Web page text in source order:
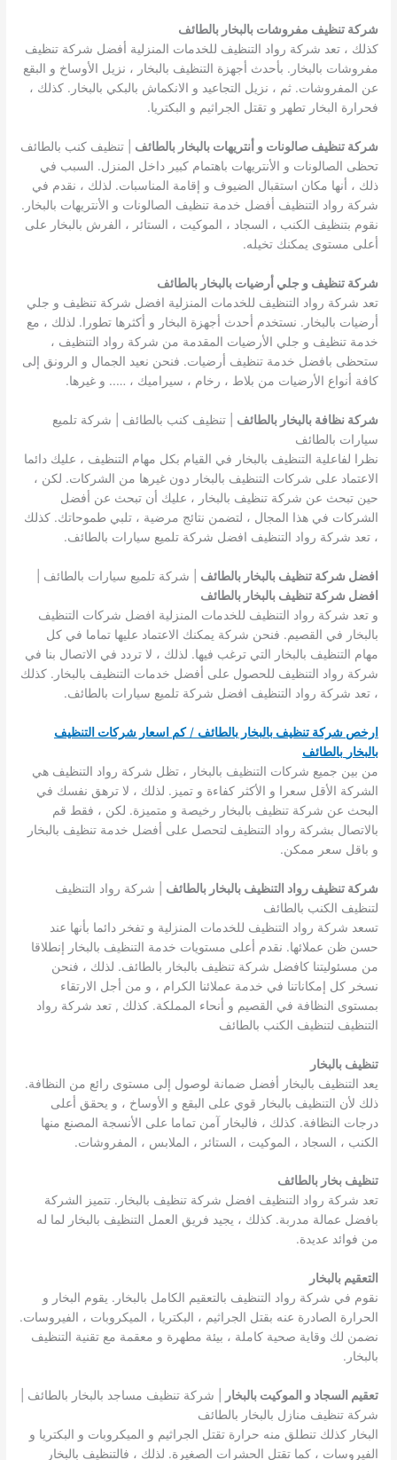
شركة تنظيف مفروشات بالبخار بالطائف
كذلك ، تعد شركة رواد التنظيف للخدمات المنزلية أفضل شركة تنظيف
مفروشات بالبخار. بأحدث أجهزة التنظيف بالبخار ، نزيل الأوساخ و البقع
عن المفروشات. ثم ، نزيل التجاعيد و الانكماش بالبكي بالبخار. كذلك ،
فحرارة البخار تطهر و تقتل الجراثيم و البكتريا.
شركة تنظيف صالونات و أنتريهات بالبخار بالطائف | تنظيف كنب بالطائف
تحظى الصالونات و الأنتريهات باهتمام كبير داخل المنزل. السبب في
ذلك ، أنها مكان استقبال الضيوف و إقامة المناسبات. لذلك ، نقدم في
شركة رواد التنظيف أفضل خدمة تنظيف الصالونات و الأنتريهات بالبخار.
نقوم بتنظيف الكنب ، السجاد ، الموكيت ، الستائر ، الفرش بالبخار على
أعلى مستوى يمكنك تخيله.
شركة تنظيف و جلي أرضيات بالبخار بالطائف
تعد شركة رواد التنظيف للخدمات المنزلية افضل شركة تنظيف و جلي
أرضيات بالبخار. نستخدم أحدث أجهزة البخار و أكثرها تطورا. لذلك ، مع
خدمة تنظيف و جلي الأرضيات المقدمة من شركة رواد التنظيف ،
ستحظى بافضل خدمة تنظيف أرضيات. فنحن نعيد الجمال و الرونق إلى
كافة أنواع الأرضيات من بلاط ، رخام ، سيراميك ، ….. و غيرها.
شركة نظافة بالبخار بالطائف | تنظيف كنب بالطائف | شركة تلميع
سيارات بالطائف
نظرا لفاعلية التنظيف بالبخار في القيام بكل مهام التنظيف ، عليك دائما
الاعتماد على شركات التنظيف بالبخار دون غيرها من الشركات. لكن ،
حين تبحث عن شركة تنظيف بالبخار ، عليك أن تبحث عن أفضل
الشركات في هذا المجال ، لتضمن نتائج مرضية ، تلبي طموحاتك. كذلك
، تعد شركة رواد التنظيف افضل شركة تلميع سيارات بالطائف.
افضل شركة تنظيف بالبخار بالطائف | شركة تلميع سيارات بالطائف |
افضل شركة تنظيف بالبخار بالطائف
و تعد شركة رواد التنظيف للخدمات المنزلية افضل شركات التنظيف
بالبخار في القصيم. فنحن شركة يمكنك الاعتماد عليها تماما في كل
مهام التنظيف بالبخار التي ترغب فيها. لذلك ، لا تردد في الاتصال بنا في
شركة رواد التنظيف للحصول على أفضل خدمات التنظيف بالبخار. كذلك
، تعد شركة رواد التنظيف افضل شركة تلميع سيارات بالطائف.
ارخص شركة تنظيف بالبخار بالطائف /كم اسعار شركات التنظيف
بالبخار بالطائف
من بين جميع شركات التنظيف بالبخار ، تظل شركة رواد التنظيف هي
الشركة الأقل سعرا و الأكثر كفاءة و تميز. لذلك ، لا ترهق نفسك في
البحث عن شركة تنظيف بالبخار رخيصة و متميزة. لكن ، فقط قم
بالاتصال بشركة رواد التنظيف لتحصل على أفضل خدمة تنظيف بالبخار
و باقل سعر ممكن.
شركة تنظيف رواد التنظيف بالبخار بالطائف | شركة رواد التنظيف
لتنظيف الكنب بالطائف
تسعد شركة رواد التنظيف للخدمات المنزلية و تفخر دائما بأنها عند
حسن ظن عملائها. نقدم أعلى مستويات خدمة التنظيف بالبخار إنطلاقا
من مسئوليتنا كافضل شركة تنظيف بالبخار بالطائف. لذلك ، فنحن
نسخر كل إمكاناتنا في خدمة عملائنا الكرام ، و من أجل الارتقاء
بمستوى النظافة في القصيم و أنحاء المملكة. كذلك , تعد شركة رواد
التنظيف لتنظيف الكنب بالطائف
تنظيف بالبخار
يعد التنظيف بالبخار أفضل ضمانة لوصول إلى مستوى رائع من النظافة.
ذلك لأن التنظيف بالبخار قوي على البقع و الأوساخ ، و يحقق أعلى
درجات النظافة. كذلك ، فالبخار آمن تماما على الأنسجة المصنع منها
الكنب ، السجاد ، الموكيت ، الستائر ، الملابس ، المفروشات.
تنظيف بخار بالطائف
تعد شركة رواد التنظيف افضل شركة تنظيف بالبخار. تتميز الشركة
بافضل عمالة مدربة. كذلك ، يجيد فريق العمل التنظيف بالبخار لما له
من فوائد عديدة.
التعقيم بالبخار
نقوم في شركة رواد التنظيف بالتعقيم الكامل بالبخار. يقوم البخار و
الحرارة الصادرة عنه بقتل الجراثيم ، البكتريا ، الميكروبات ، الفيروسات.
نضمن لك وقاية صحية كاملة ، بيئة مطهرة و معقمة مع تقنية التنظيف
بالبخار.
تعقيم السجاد و الموكيت بالبخار
| شركة تنظيف مساجد بالبخار بالطائف |
شركة تنظيف منازل بالبخار بالطائف
البخار كذلك تنطلق منه حرارة تقتل الجراثيم و الميكروبات و البكتريا و
الفيروسات ، كما تقتل الحشرات الصغيرة. لذلك ، فالتنظيف بالبخار